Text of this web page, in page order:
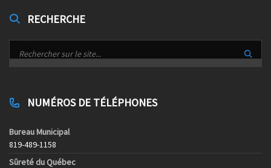
RECHERCHE
NUMÉROS DE TÉLÉPHONES
Bureau Municipal
819-489-1158
Sûreté du Québec